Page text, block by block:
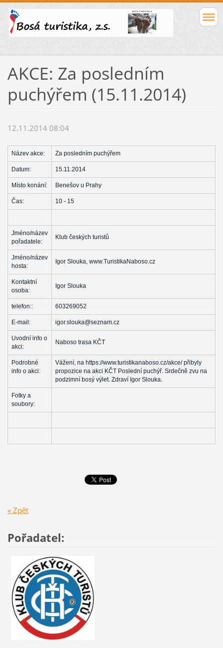
AKCE: Za posledním
puchýřem (15.11.2014)
12.11.2014 08:04
Název akce: Za posledním puchýřem
Datum: 15.11.2014
Místo konání: Benešov u Prahy
Čas: 10 - 15
Jméno/název
pořadatele:
Klub českých turistů
Jméno/název
hosta:
Igor Slouka, www.TuristikaNaboso.cz
Kontaktní
osoba:
Igor Slouka
telefon:: 603269052
E-mail: igor.slouka@seznam.cz
Uvodní info o
akci:
Naboso trasa KČT
Podrobné
info o akci:
Vážení, na https://www.turistikanaboso.cz/akce/ přibyly
propozice na akci KČT Poslední puchýř. Srdečně zvu na
podzimní bosý výlet. Zdraví Igor Slouka.
Fotky a
soubory:
« Zpět
Pořadatel: